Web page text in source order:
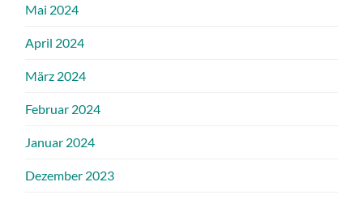
Mai 2024
April 2024
März 2024
Februar 2024
Januar 2024
Dezember 2023